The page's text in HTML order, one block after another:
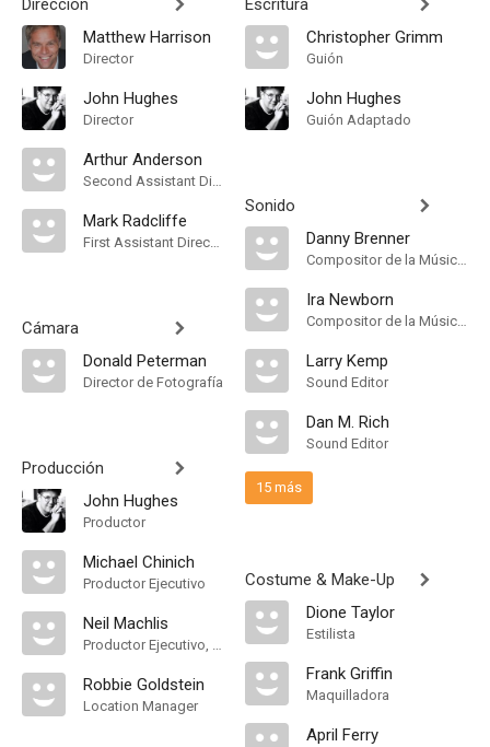
Dirección
Matthew Harrison
Director
John Hughes
Director
Arthur Anderson
Second Assistant Director
Mark Radcliffe
First Assistant Director
Cámara
Donald Peterman
Director de Fotografía
Producción
John Hughes
Productor
Michael Chinich
Productor Ejecutivo
Neil Machlis
Productor Ejecutivo, Unidad de Producción
Robbie Goldstein
Location Manager
Escritura
Christopher Grimm
Guión
John Hughes
Guión Adaptado
Sonido
Danny Brenner
Compositor de la Música Original
Ira Newborn
Compositor de la Música Original
Larry Kemp
Sound Editor
Dan M. Rich
Sound Editor
15 más
Costume & Make-Up
Dione Taylor
Estilista
Frank Griffin
Maquilladora
April Ferry